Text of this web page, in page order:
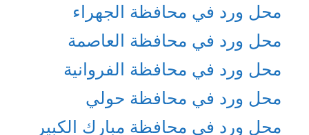
محل ورد في محافظة الجهراء
محل ورد في محافظة العاصمة
محل ورد في محافظة الفروانية
محل ورد في محافظة حولي
محل ورد في محافظة مبارك الكبير